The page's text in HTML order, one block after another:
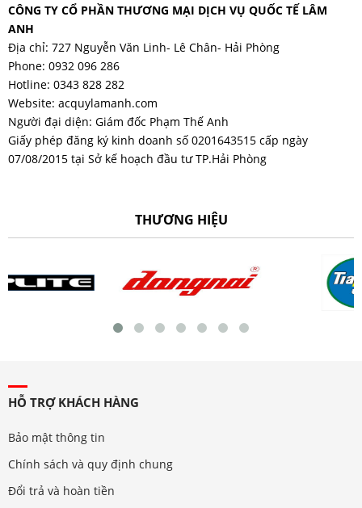
CÔNG TY CỔ PHẦN THƯƠNG MẠI DỊCH VỤ QUỐC TẾ LÂM
ANH
Địa chỉ: 727 Nguyễn Văn Linh- Lê Chân- Hải Phòng
Phone: 0932 096 286
Hotline: 0343 828 282
Website: acquylamanh.com
Người đại diện: Giám đốc Phạm Thế Anh
Giấy phép đăng ký kinh doanh số 0201643515 cấp ngày
07/08/2015 tại Sở kế hoạch đầu tư TP.Hải Phòng
THƯƠNG HIỆU
HỖ TRỢ KHÁCH HÀNG
Bảo mật thông tin
Chính sách và quy định chung
Đổi trả và hoàn tiền